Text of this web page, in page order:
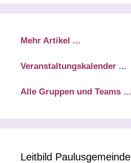
Mehr Artikel ...
Veranstaltungskalender ...
Alle Gruppen und Teams ...
Leitbild Paulusgemeinde